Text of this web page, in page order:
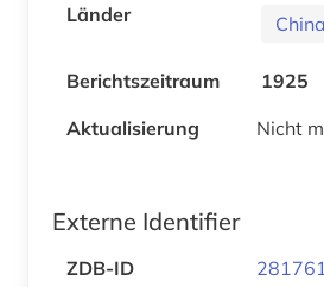
Länder
China
Berichtszeitraum 1925
Aktualisierung
Nicht
Externe Identifier
ZDB-ID